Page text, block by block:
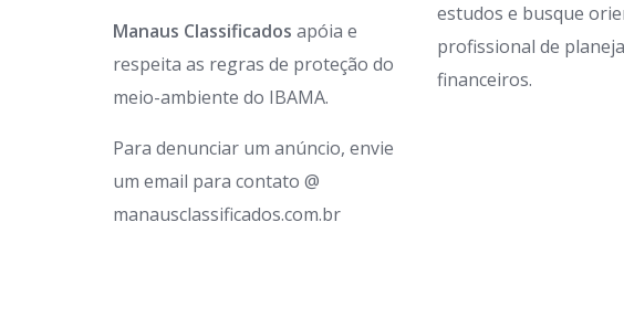
Manaus Classificados apóia e
respeita as regras de proteção do
meio-ambiente do IBAMA.
Para denunciar um anúncio, envie
um email para contato @
manausclassificados.com.br
estudos e busque
profissional de
financeiros.